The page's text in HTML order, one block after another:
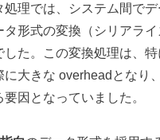
理では、システム間で
タ形式の変換（シリアラ
した。この変換処理は、
に大きな overheadとなり
因となっていました。